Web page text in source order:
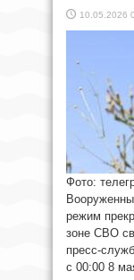
10.05.2026
Фото:
режим
зоне СВО
пресс-
с 00:00 8